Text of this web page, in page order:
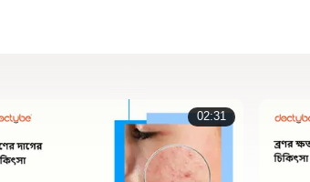
02:31